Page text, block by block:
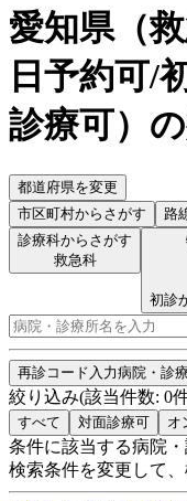
愛知県（
日予約可/
診療可）
都道府県を変更
市区町村からさがす 路
診療科からさがす
救急科
初診
再診コード入力病院・診
絞り込み(該当件数: 0
すべて 対面診療可 オ
条件に該当する病院
検索条件を変更して